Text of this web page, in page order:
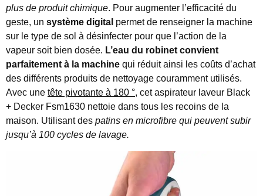
plus de produit chimique. Pour augmenter l’efficacité du
geste, un système digital permet de renseigner la machine
sur le type de sol à désinfecter pour que l’action de la
vapeur soit bien dosée. L’eau du robinet convient
parfaitement à la machine qui réduit ainsi les coûts d’achat
des différents produits de nettoyage couramment utilisés.
Avec une tête pivotante à 180 °, cet aspirateur laveur Black
+ Decker Fsm1630 nettoie dans tous les recoins de la
maison. Utilisant des patins en microfibre qui peuvent subir
jusqu’à 100 cycles de lavage.